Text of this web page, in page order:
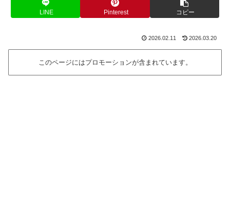
LINE Pinterest コピー
2026.02.11 2026.03.20
このページにはプロモーションが含まれています。